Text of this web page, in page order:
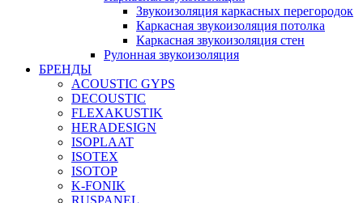
Звукоизоляция каркасных перегородок
Каркасная звукоизоляция потолка
Каркасная звукоизоляция стен
Рулонная звукоизоляция
БРЕНДЫ
ACOUSTIC GYPS
DECOUSTIC
FLEXAKUSTIK
HERADESIGN
ISOPLAAT
ISOTEX
ISOTOP
K-FONIK
RUSPANEL